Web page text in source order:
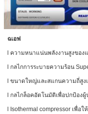
ฉเอฟ
l ความหนาแน่นพลังงานสูงของแ
l กลไกการระบายความร้อน
l ขนาดใหญ่และสแกนความถี่สูง
l กลไกล็อคอัตโนมัติเพื่อปกป้องผู้
l Isothermal compressor เพื่อ